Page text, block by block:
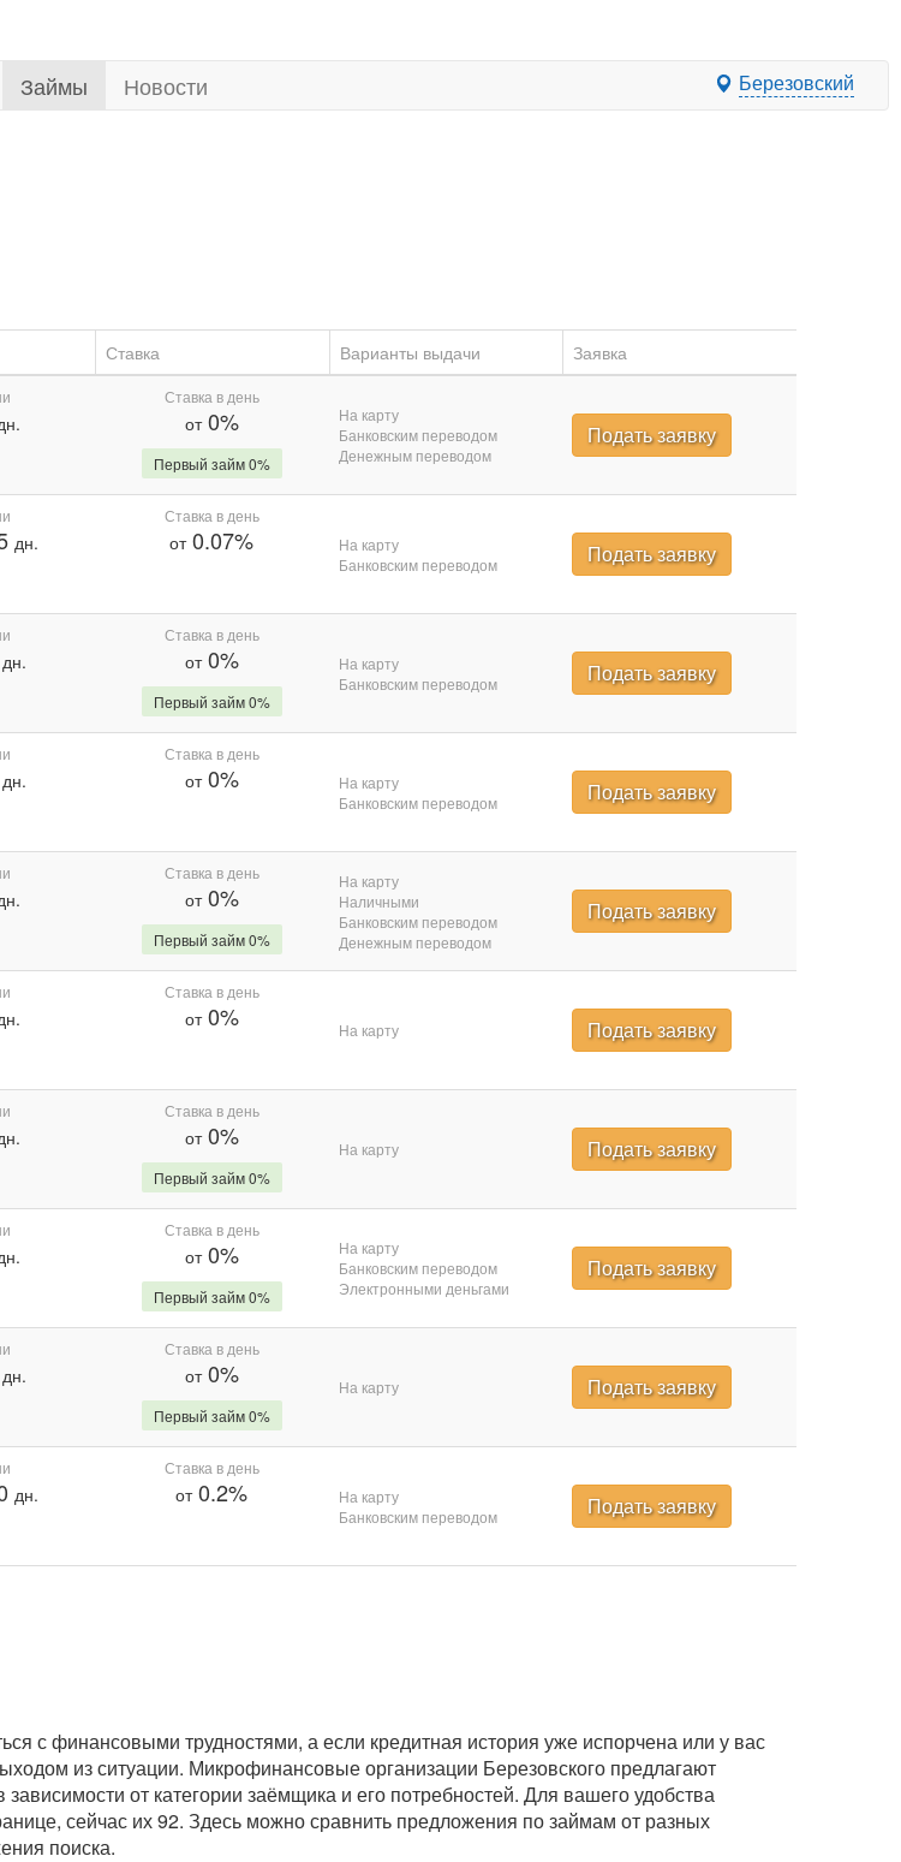
Займы Новости Березовский
Ставка Варианты выдачи Заявка
Ставка в день
от0%
Первый займ 0%
На карту
Банковским переводом
Денежным переводом
Подать заявку
дн.
Ставка в день
от0.07%
На карту
Банковским переводом
Подать заявку
дн.
Ставка в день
от0%
Первый займ 0%
На карту
Банковским переводом
Подать заявку
дн.
Ставка в день
от0%
На карту
Банковским переводом
Подать заявку
Ставка в день
от0%
Первый займ 0%
На карту
Наличными
Банковским переводом
Денежным переводом
Подать заявку
Ставка в день
от0% На карту Подать заявку
Ставка в день
от0%
Первый займ 0%
На карту Подать заявку
Ставка в день
от0%
Первый займ 0%
На карту
Банковским переводом
Электронными деньгами
Подать заявку
дн.
Ставка в день
от0%
Первый займ 0%
На карту Подать заявку
дн.
Ставка в день
от0.2%
На карту
Банковским переводом
Подать заявку
с финансовыми трудностями, а если кредитная история уже испорчена или у вас
из ситуации. Микрофинансовые организации Березовского предлагают
от категории заёмщика и его потребностей. Для вашего удобства
сейчас их 92. Здесь можно сравнить предложения по займам от разных
поиска.